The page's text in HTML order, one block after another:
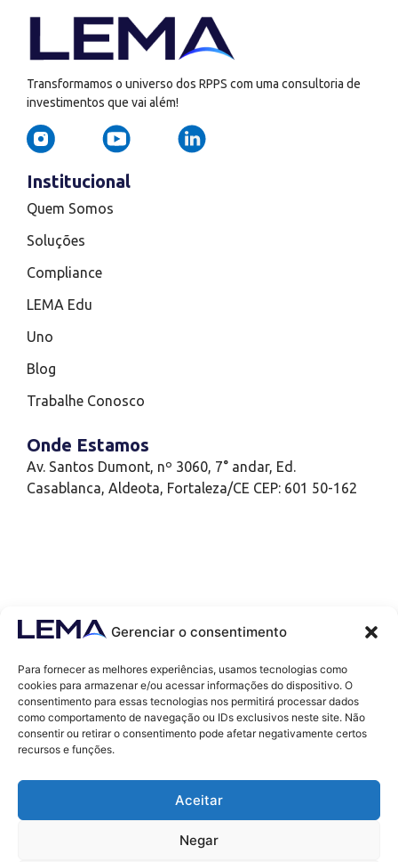
Gerenciar o consentimento
Para fornecer as melhores experiências, usamos tecnologias como
cookies para armazenar e/ou acessar informações do dispositivo. O
consentimento para essas tecnologias nos permitirá processar dados
como comportamento de navegação ou IDs exclusivos neste site. Não
consentir ou retirar o consentimento pode afetar negativamente certos
recursos e funções.
Aceitar
Negar
Transformamos o universo dos RPPS com uma consultoria de
investimentos que vai além!
Institucional
Quem Somos
Soluções
Compliance
LEMA Edu
Uno
Blog
Trabalhe Conosco
Onde Estamos
Av. Santos Dumont, nº 3060, 7° andar, Ed.
Casablanca, Aldeota, Fortaleza/CE CEP: 601 50-162
Contatos
contato@lemaef.com.br
(85) 99868-3664